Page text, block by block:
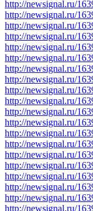
http://newsignal.ru/
http://newsignal.ru/
http://newsignal.ru/
http://newsignal.ru/
http://newsignal.ru/
http://newsignal.ru/
http://newsignal.ru/
http://newsignal.ru/
http://newsignal.ru/
http://newsignal.ru/
http://newsignal.ru/
http://newsignal.ru/
http://newsignal.ru/
http://newsignal.ru/
http://newsignal.ru/
http://newsignal.ru/
http://newsignal.ru/
http://newsignal.ru/
http://newsignal.ru/
http://newsignal.ru/